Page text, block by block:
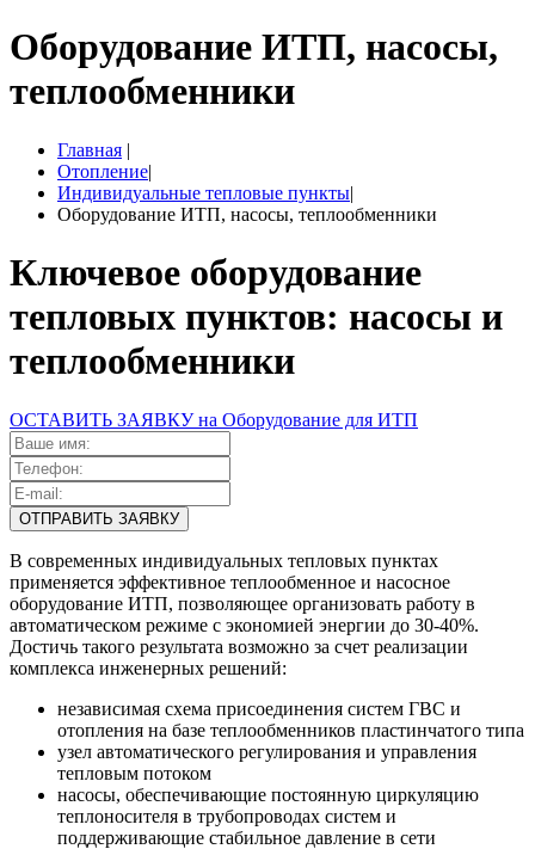
Оборудование ИТП, насосы,
теплообменники
Главная |
Отопление|
Индивидуальные тепловые пункты|
Оборудование ИТП, насосы, теплообменники
Ключевое оборудование
тепловых пунктов: насосы и
теплообменники
ОСТАВИТЬ ЗАЯВКУ на Оборудование для ИТП
В современных индивидуальных тепловых пунктах
применяется эффективное теплообменное и насосное
оборудование ИТП, позволяющее организовать работу в
автоматическом режиме с экономией энергии до 30-40%.
Достичь такого результата возможно за счет реализации
комплекса инженерных решений:
независимая схема присоединения систем ГВС и
отопления на базе теплообменников пластинчатого типа
узел автоматического регулирования и управления
тепловым потоком
насосы, обеспечивающие постоянную циркуляцию
теплоносителя в трубопроводах систем и
поддерживающие стабильное давление в сети